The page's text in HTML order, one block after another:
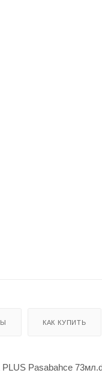
КАК КУПИТЬ
Pasabahce